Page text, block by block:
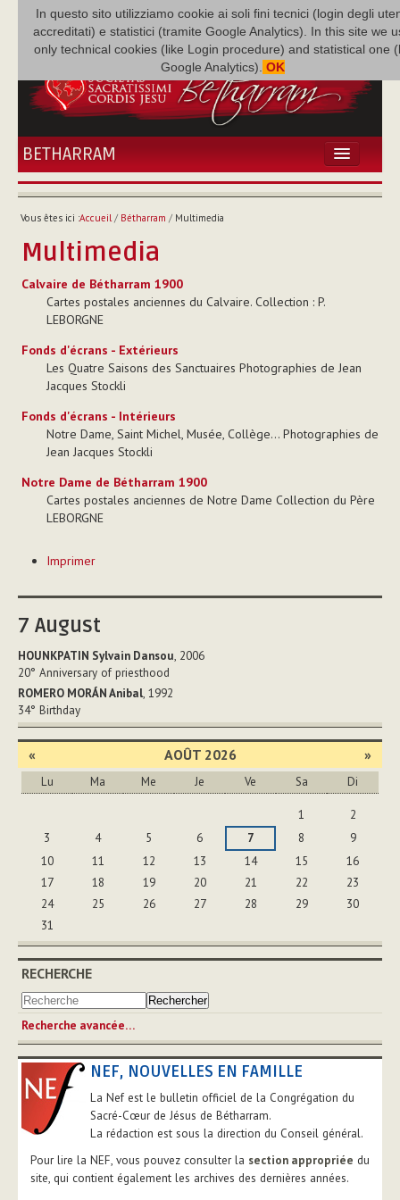
In questo sito utilizziamo cookie ai soli fini tecnici (login degli
accreditati) e statistici (tramite Google Analytics). In this site we
only technical cookies (like Login procedure) and statistical one
Google Analytics). OK
BETHARRAM
ACCUEIL
FAMILLE
MISSION
NEF
MULTIMÉDIA
P. AUGUSTE ETCHÉCOPAR
Vous êtes ici :Accueil/ Bétharram / Multimedia
Multimedia
Calvaire de Bétharram 1900
Cartes postales anciennes du Calvaire. Collection : P.
LEBORGNE
Fonds d'écrans - Extérieurs
Les Quatre Saisons des Sanctuaires Photographies de Jean
Jacques Stockli
Fonds d'écrans - Intérieurs
Notre Dame, Saint Michel, Musée, Collège... Photographies de
Jean Jacques Stockli
Notre Dame de Bétharram 1900
Cartes postales anciennes de Notre Dame Collection du Père
LEBORGNE
sur
document
Imprimer
7 August
HOUNKPATIN Sylvain Dansou, 2006
20° Anniversary of priesthood
ROMERO MORÁN Anibal, 1992
34° Birthday
« AOÛT 2026 »
Lu Ma Me Je Ve Sa Di
1
2
3
4 5 6 7 8
9
10
11 12 13 14 15
16
17
18 19 20 21 22
23
24
25 26 27 28 29
30
31
RECHERCHE
Recherche avancée…
NEF, NOUVELLES EN FAMILLE
La Nef est le bulletin officiel de la Congrégation du
Sacré-Cœur de Jésus de Bétharram.
La rédaction est sous la direction du Conseil général.
Pour lire la NEF, vous pouvez consulter la section appropriée du
site, qui contient également les archives des dernières années.